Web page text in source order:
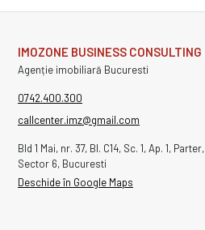
IMOZONE BUSINESS CONSULTING
Agenție imobiliară Bucuresti
0742.400.300
callcenter.imz@gmail.com
Bld 1 Mai, nr. 37, Bl. C14, Sc. 1, Ap. 1, Parter,
Sector 6, Bucuresti
Deschide în Google Maps